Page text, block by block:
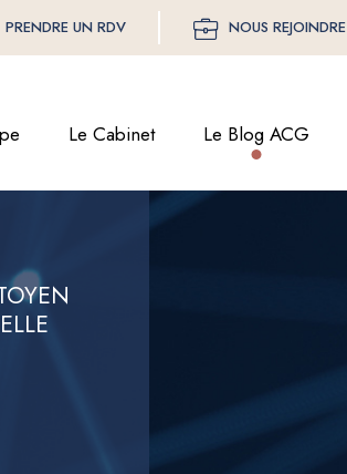
PRENDRE UN RDV NOUS REJOINDRE
Le Cabinet Le Blog ACG